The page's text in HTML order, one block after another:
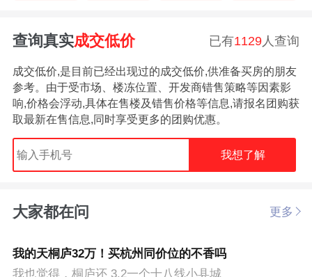
查询真实成交低价 已有1129 人查询
成交低价,是目前已经出现过的成交低价,供准备买房的朋友
参考。由于受市场、楼冻位置、开发商错售策略等因素影
响,价格会浮动,具体在售楼及错售价格等信息,请报名团购获
取最新在售信息,同时享受更多的团购优惠。
我想了解
大家都在问 更多
我的天桐庐32万！买杭州同价位的不香吗
我也觉得，桐庐还 3.2一个十八线小县城